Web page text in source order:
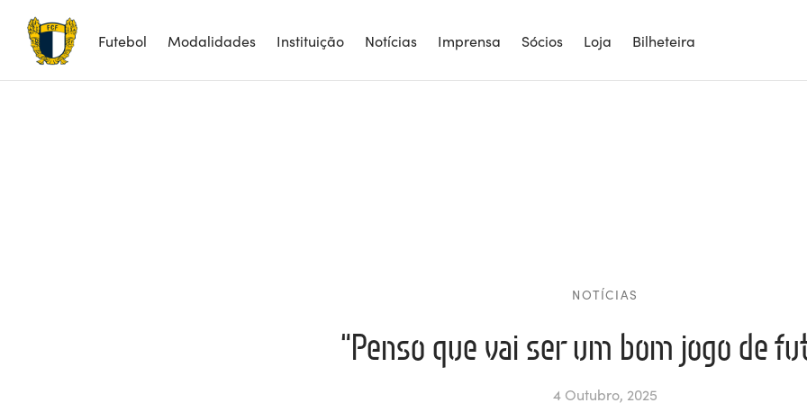
Futebol Modalidades Instituição Notícias Imprensa Sócios Loja Bilheteira
NOTÍCIAS
“Penso que vai ser um bom jogo de
4 Outubro, 2025